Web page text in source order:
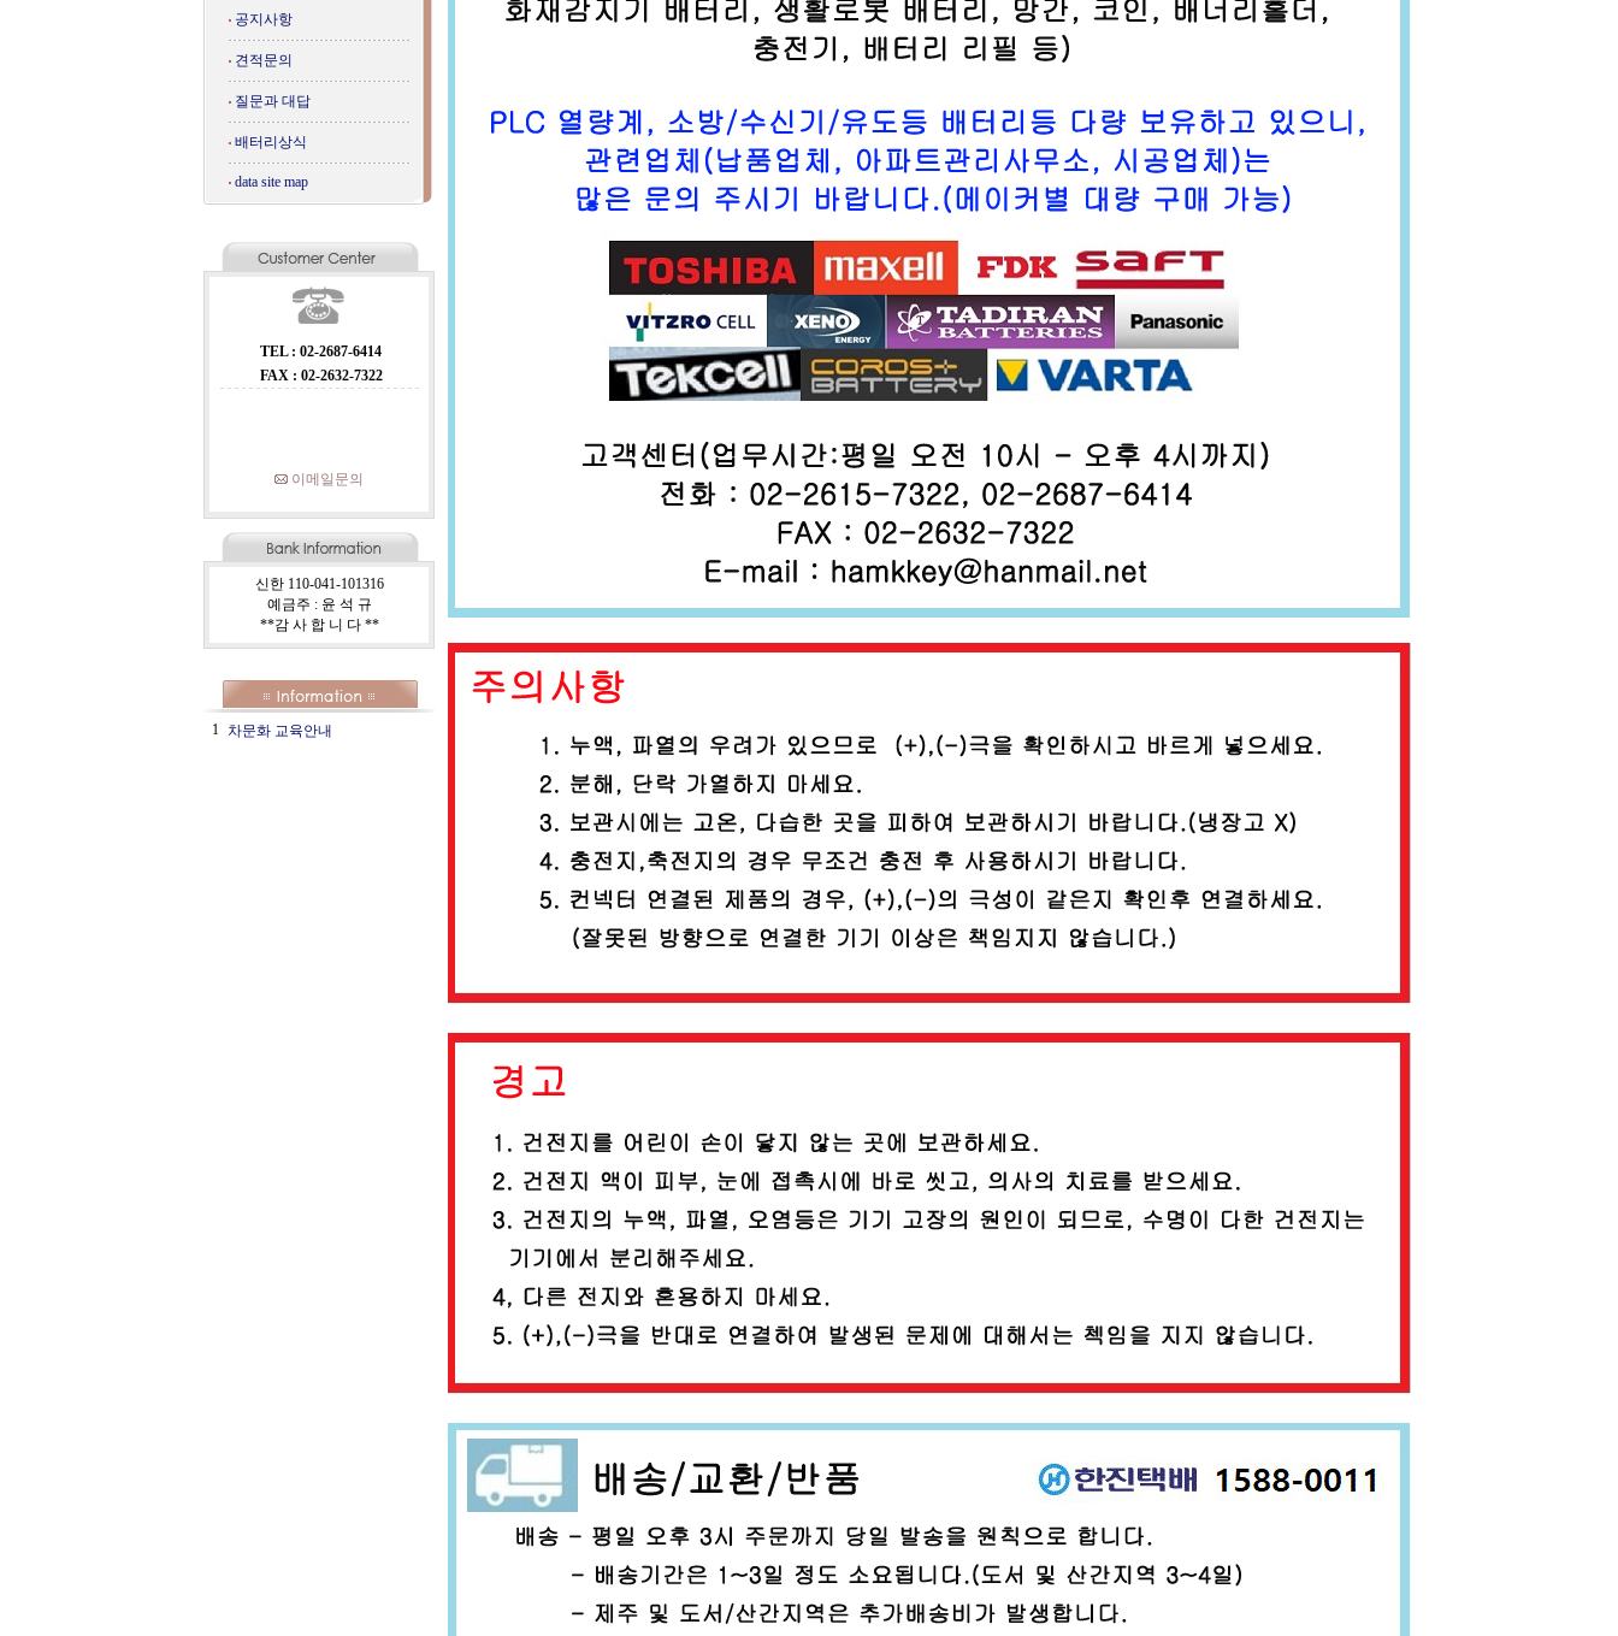
공지사항
견적문의
질문과 대답
배터리상식
data site map
TEL : 02-2687-6414
FAX : 02-2632-7322
이메일문의
신한 110-041-101316
예금주 : 윤 석 규
**감 사 합 니 다 **
1 차문화 교육안내